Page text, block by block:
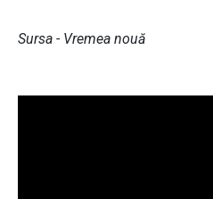
Sursa - Vremea nouă